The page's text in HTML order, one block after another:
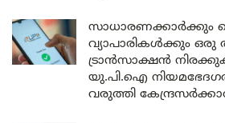
സാധാരണക്കാർക്കും
വ്യാപാരികൾക്കും ഒരു
ട്രാൻസാക്ഷൻ
യു.പി.ഐ
വരുത്തി